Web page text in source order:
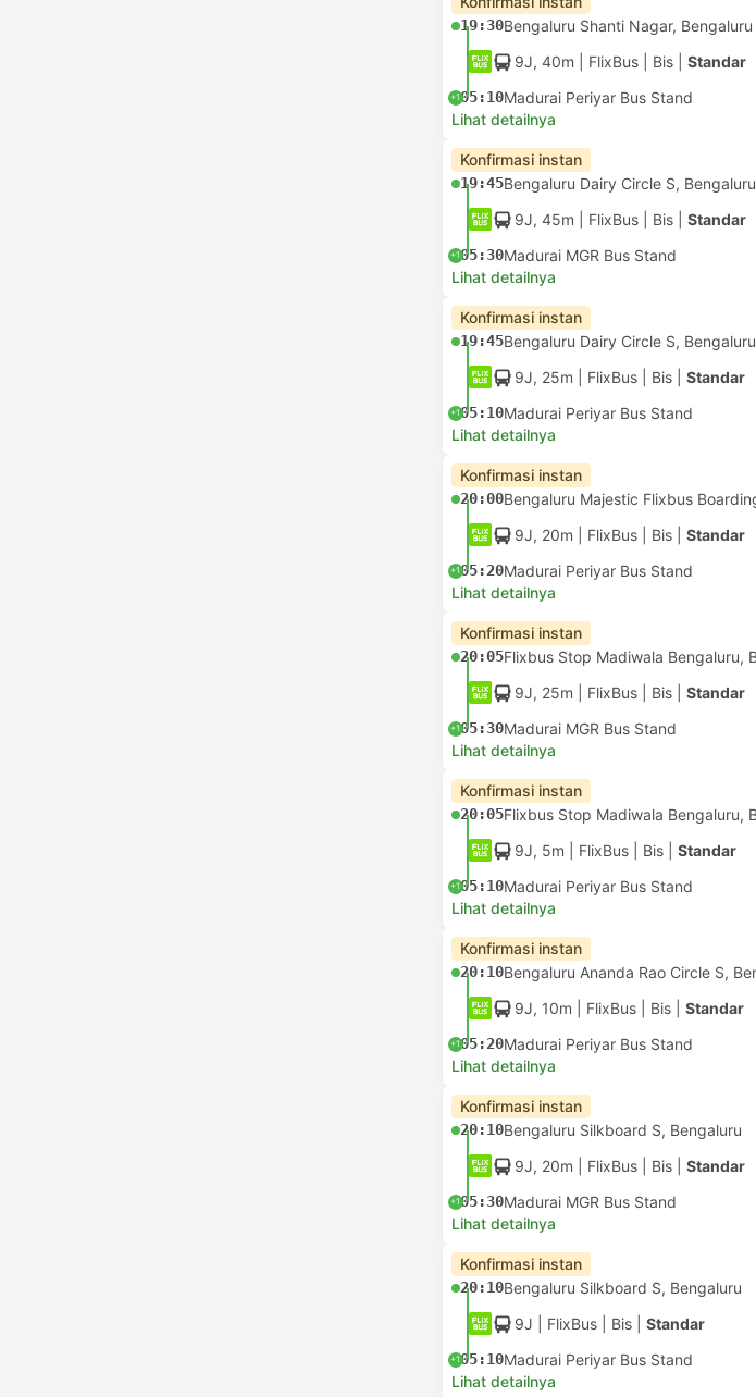
19:30Bengaluru Shanti Nagar, Bengaluru
9J, 40m | FlixBus Bis Standar
+105:10Madurai Periyar Bus Stand
Lihat detailnya
Konfirmasi instan
19:45Bengaluru Dairy Circle S, Bengaluru
9J, 45m | FlixBus Bis Standar
+105:30Madurai MGR Bus Stand
Lihat detailnya
Konfirmasi instan
19:45Bengaluru Dairy Circle S, Bengaluru
9J, 25m | FlixBus Bis Standar
+105:10Madurai Periyar Bus Stand
Lihat detailnya
Konfirmasi instan
20:00
9J, 20m | FlixBus Bis Standar
+105:20Madurai Periyar Bus Stand
Lihat detailnya
Konfirmasi instan
20:05
9J, 25m | FlixBus Bis Standar
+105:30Madurai MGR Bus Stand
Lihat detailnya
Konfirmasi instan
20:05
9J, 5m | FlixBus Bis Standar
+105:10Madurai Periyar Bus Stand
Lihat detailnya
Konfirmasi instan
20:10
9J, 10m | FlixBus Bis Standar
+105:20Madurai Periyar Bus Stand
Lihat detailnya
Konfirmasi instan
20:10Bengaluru Silkboard S, Bengaluru
9J, 20m | FlixBus Bis Standar
+105:30Madurai MGR Bus Stand
Lihat detailnya
Konfirmasi instan
20:10Bengaluru Silkboard S, Bengaluru
9J | FlixBus Bis Standar
+105:10Madurai Periyar Bus Stand
Lihat detailnya